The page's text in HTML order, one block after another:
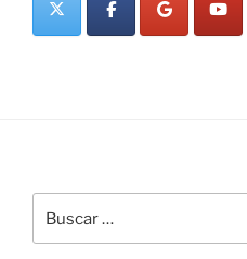
por: